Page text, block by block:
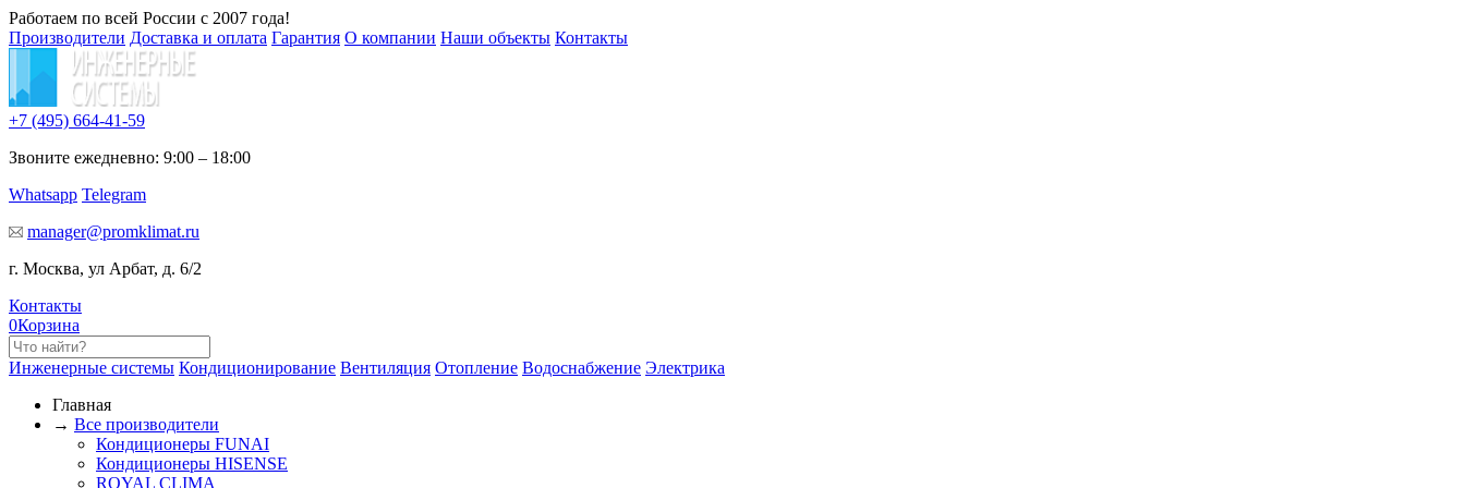
Работаем по всей России с 2007 года!
Производители Доставка и оплата Гарантия О компании Наши объекты Контакты
+7 (495) 664-41-59
Звоните ежедневно: 9:00 – 18:00
Whatsapp Telegram
manager@promklimat.ru
г. Москва, ул Арбат, д. 6/2
Контакты
0Корзина
Инженерные системы Кондиционирование Вентиляция Отопление Водоснабжение Электрика
Главная
→ Все производители
Кондиционеры FUNAI
Кондиционеры HISENSE
ROYAL CLIMA